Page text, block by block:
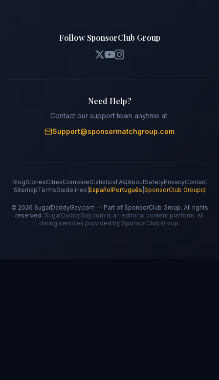
Follow SponsorClub Group
Need Help?
Contact our support team anytime at:
Support@sponsormatchgroup.com
BlogStoriesCitiesCompareStatisticsFAQAboutSafetyPrivacyContact
SitemapTermsGuidelines EspañolPortuguês SponsorClub Group
© 2026 SugarDaddyGay.com — Part of SponsorClub Group. All rights
reserved. SugarDaddyGay.com is an editorial content platform. All
dating services provided by SponsorClub Group.